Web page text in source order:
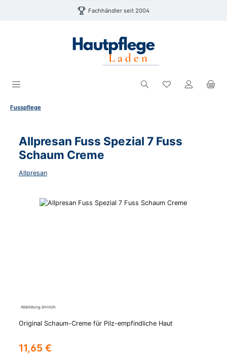
Zum Hauptinhalt springen Fachhändler seit 2004
Du hast 0
Fusspflege
Allpresan Fuss Spezial 7 Fuss
Schaum Creme
Allpresan
Bildergalerie überspringen
Abbildung ähnlich
Original Schaum-Creme für Pilz-empfindliche Haut
Regulärer Preis:
11,65 €